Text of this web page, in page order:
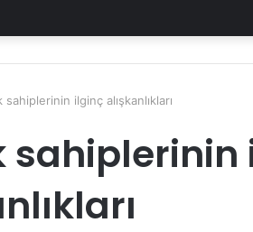
sahiplerinin ilginç alışkanlıkları
sahiplerinin